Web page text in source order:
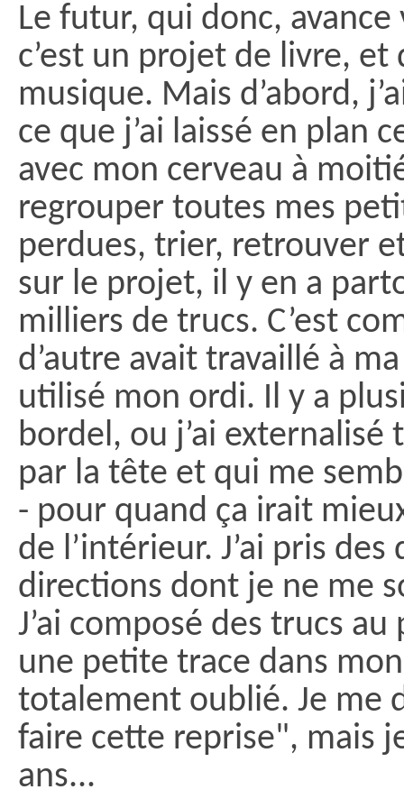
Le futur, qui donc, avance
c’est un projet de livre, et
musique. Mais d’abord,
ce que j’ai laissé en plan
avec mon cerveau à
regrouper toutes mes
perdues, trier, retrouver
sur le projet, il y en a
milliers de trucs. C’est
d’autre avait travaillé à
utilisé mon ordi. Il y a
bordel, ou j’ai externalisé
par la tête et qui me
- pour quand ça irait
de l’intérieur. J’ai pris
directions dont je ne me
J’ai composé des trucs au
une petite trace dans
totalement oublié. Je me
faire cette reprise", mais
ans...